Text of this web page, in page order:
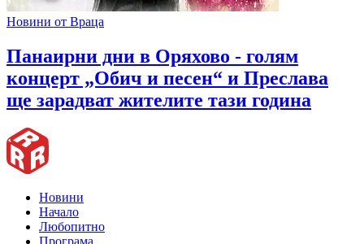
Новини от Враца
Панаирни дни в Оряхово - голям
концерт „Обич и песен“ и Преслава
ще зарадват жителите тази година
Новини
Начало
Любопитно